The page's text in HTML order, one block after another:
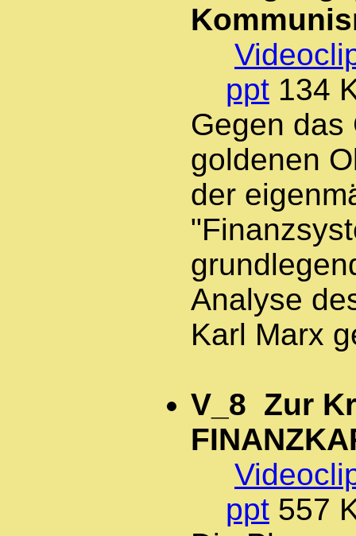
ppt 134
Gegen das
goldenen
der
Analyse
Karl Marx
V_8 Zur
ppt 557